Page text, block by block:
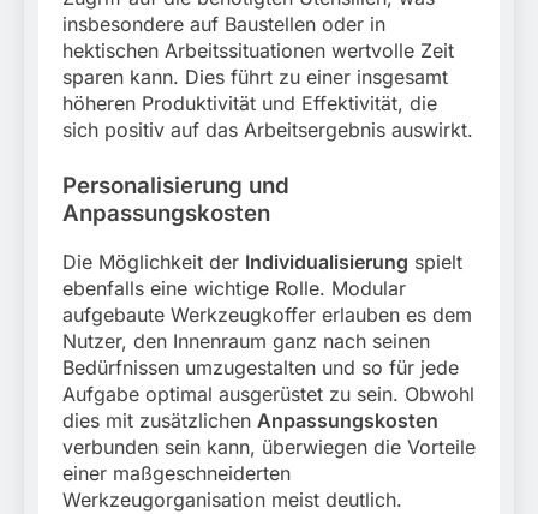
insbesondere auf Baustellen oder in
hektischen Arbeitssituationen wertvolle Zeit
sparen kann. Dies führt zu einer insgesamt
höheren Produktivität und Effektivität, die
sich positiv auf das Arbeitsergebnis auswirkt.
Personalisierung und
Anpassungskosten
Die Möglichkeit der Individualisierung spielt
ebenfalls eine wichtige Rolle. Modular
aufgebaute Werkzeugkoffer erlauben es dem
Nutzer, den Innenraum ganz nach seinen
Bedürfnissen umzugestalten und so für jede
Aufgabe optimal ausgerüstet zu sein. Obwohl
dies mit zusätzlichen Anpassungskosten
verbunden sein kann, überwiegen die Vorteile
einer maßgeschneiderten
Werkzeugorganisation meist deutlich.